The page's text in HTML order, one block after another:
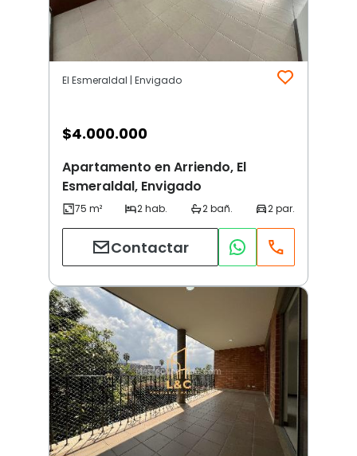
El Esmeraldal | Envigado
$4.000.000
Apartamento en Arriendo, El
Esmeraldal, Envigado
Contactar